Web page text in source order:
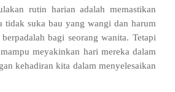
rutin harian adalah memastikan
tidak suka bau yang wangi dan harum
bagi seorang wanita. Tetapi
meyakinkan hari mereka dalam
kehadiran kita dalam menyelesaikan